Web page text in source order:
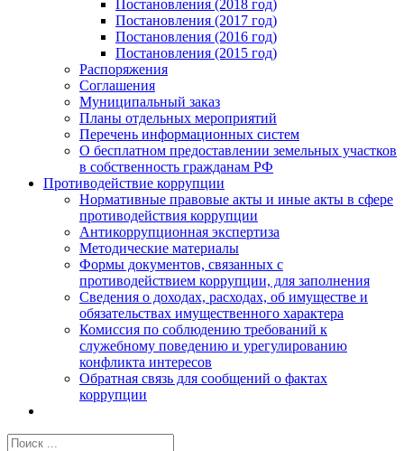
Постановления (2018 год)
Постановления (2017 год)
Постановления (2016 год)
Постановления (2015 год)
Распоряжения
Соглашения
Муниципальный заказ
Планы отдельных мероприятий
Перечень информационных систем
О бесплатном предоставлении земельных участков
в собственность гражданам РФ
Противодействие коррупции
Нормативные правовые акты и иные акты в сфере
противодействия коррупции
Антикоррупционная экспертиза
Методические материалы
Формы документов, связанных с
противодействием коррупции, для заполнения
Сведения о доходах, расходах, об имуществе и
обязательствах имущественного характера
Комиссия по соблюдению требований к
служебному поведению и урегулированию
конфликта интересов
Обратная связь для сообщений о фактах
коррупции
Результат